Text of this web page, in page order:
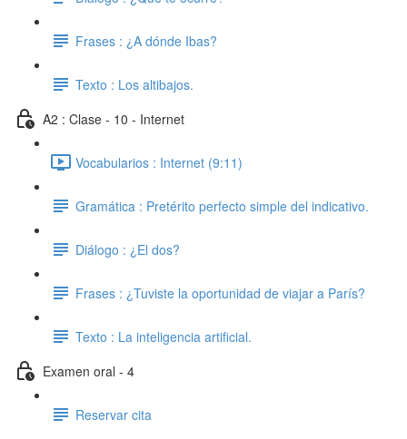
Frases : ¿A dónde Ibas?
Texto : Los altibajos.
A2 : Clase - 10 - Internet
Vocabularios : Internet (9:11)
Gramática : Pretérito perfecto simple del indicativo.
Diálogo : ¿El dos?
Frases : ¿Tuviste la oportunidad de viajar a París?
Texto : La inteligencia artificial.
Examen oral - 4
Reservar cita